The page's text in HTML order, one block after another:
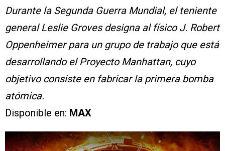
Durante la Segunda Guerra Mundial, el teniente
general Leslie Groves designa al físico J. Robert
Oppenheimer para un grupo de trabajo que está
desarrollando el Proyecto Manhattan, cuyo
objetivo consiste en fabricar la primera bomba
atómica.
Disponible en: MAX